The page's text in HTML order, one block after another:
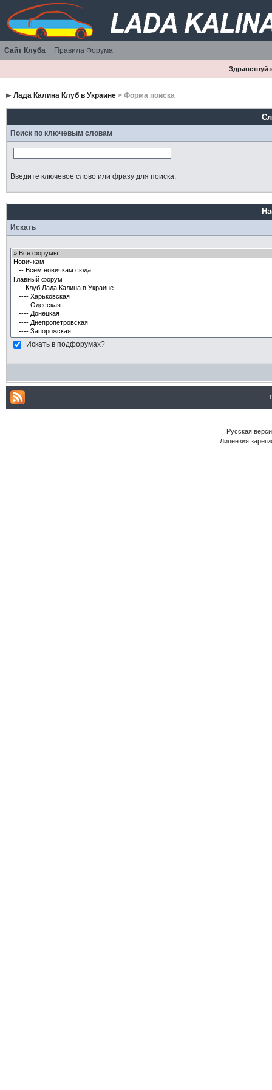
Сайт Клуба Правила Форума
Лада Калина Клуб в Украине> Форма поиска
Поиск по ключевым словам
Введите ключевое слово или фразу для поиска.
Искать
Искать в подфорумах?
Русская
Лицензия